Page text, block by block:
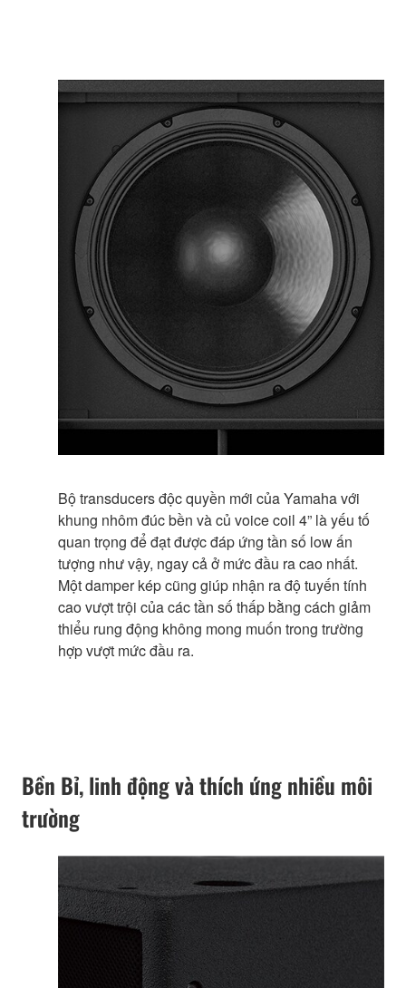
Bộ transducers độc quyền mới của Yamaha với
khung nhôm đúc bền và củ voice coil 4” là yếu tố
quan trọng để đạt được đáp ứng tần số low ấn
tượng như vậy, ngay cả ở mức đầu ra cao nhất.
Một damper kép cũng giúp nhận ra độ tuyến tính
cao vượt trội của các tần số thấp bằng cách giảm
thiểu rung động không mong muốn trong trường
hợp vượt mức đầu ra.
Bền Bỉ, linh động và thích ứng nhiều môi
trường